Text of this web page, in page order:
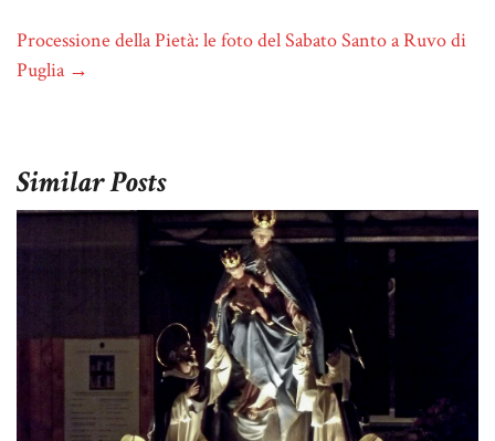
Processione della Pietà: le foto del Sabato Santo a Ruvo di
Puglia →
Similar Posts